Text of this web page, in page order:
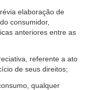
elaboração de
consumidor,
anteriores entre as
referente a ato
de seus direitos;
qualquer